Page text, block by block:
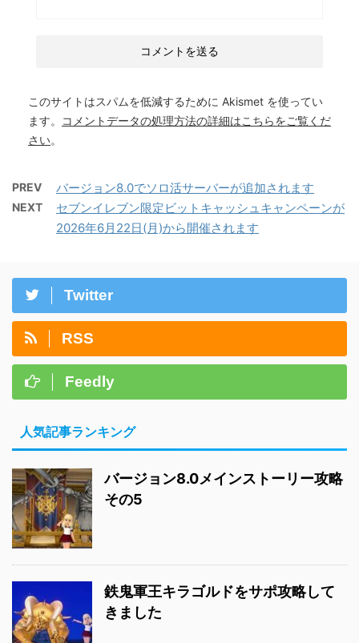
このサイトはスパムを低減するために Akismet を使ってい
ます。
コメントデータの処理方法の詳細はこちらをご覧くだ
さい。
PREV バージョン8.0でソロ活サーバーが追加されます
NEXT
セブンイレブン限定ビットキャッシュキャンペーンが
2026年6月22日(月)から開催されます
Twitter
RSS
Feedly
人気記事ランキング
バージョン8.0メインストーリー攻略
その5
鉄鬼軍王キラゴルドをサポ攻略して
きました